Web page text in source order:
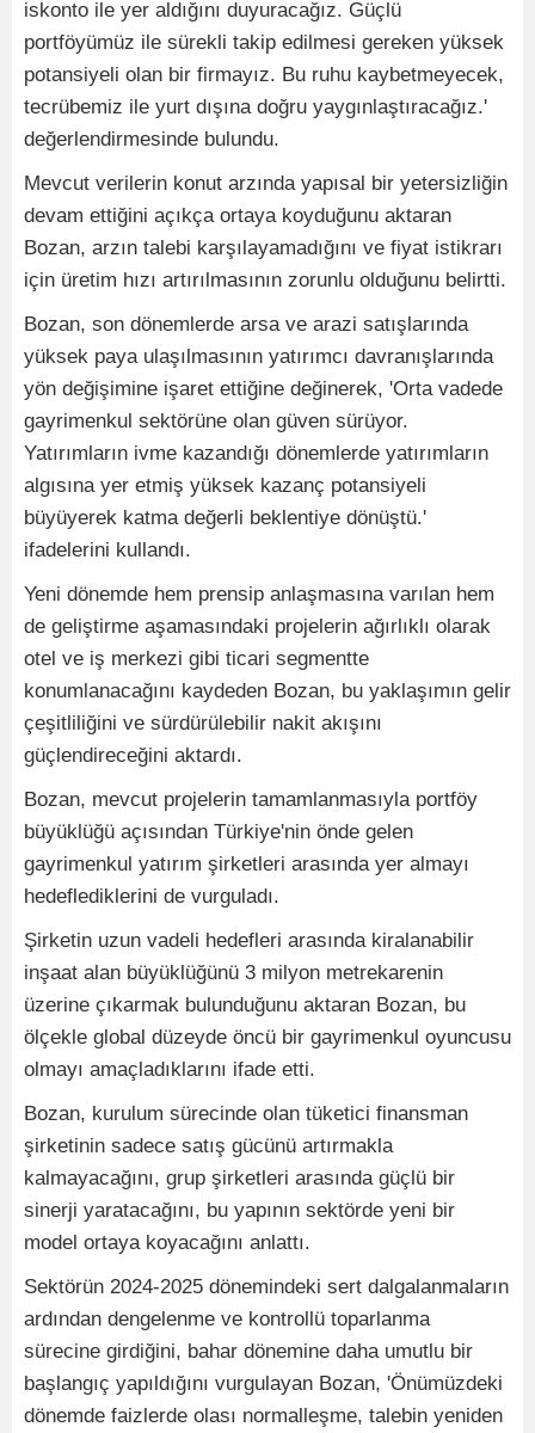
iskonto ile yer aldığını duyuracağız. Güçlü
portföyümüz ile sürekli takip edilmesi gereken yüksek
potansiyeli olan bir firmayız. Bu ruhu kaybetmeyecek,
tecrübemiz ile yurt dışına doğru yaygınlaştıracağız.'
değerlendirmesinde bulundu.
Mevcut verilerin konut arzında yapısal bir yetersizliğin
devam ettiğini açıkça ortaya koyduğunu aktaran
Bozan, arzın talebi karşılayamadığını ve fiyat istikrarı
için üretim hızı artırılmasının zorunlu olduğunu belirtti.
Bozan, son dönemlerde arsa ve arazi satışlarında
yüksek paya ulaşılmasının yatırımcı davranışlarında
yön değişimine işaret ettiğine değinerek, 'Orta vadede
gayrimenkul sektörüne olan güven sürüyor.
Yatırımların ivme kazandığı dönemlerde yatırımların
algısına yer etmiş yüksek kazanç potansiyeli
büyüyerek katma değerli beklentiye dönüştü.'
ifadelerini kullandı.
Yeni dönemde hem prensip anlaşmasına varılan hem
de geliştirme aşamasındaki projelerin ağırlıklı olarak
otel ve iş merkezi gibi ticari segmentte
konumlanacağını kaydeden Bozan, bu yaklaşımın gelir
çeşitliliğini ve sürdürülebilir nakit akışını
güçlendireceğini aktardı.
Bozan, mevcut projelerin tamamlanmasıyla portföy
büyüklüğü açısından Türkiye'nin önde gelen
gayrimenkul yatırım şirketleri arasında yer almayı
hedeflediklerini de vurguladı.
Şirketin uzun vadeli hedefleri arasında kiralanabilir
inşaat alan büyüklüğünü 3 milyon metrekarenin
üzerine çıkarmak bulunduğunu aktaran Bozan, bu
ölçekle global düzeyde öncü bir gayrimenkul oyuncusu
olmayı amaçladıklarını ifade etti.
Bozan, kurulum sürecinde olan tüketici finansman
şirketinin sadece satış gücünü artırmakla
kalmayacağını, grup şirketleri arasında güçlü bir
sinerji yaratacağını, bu yapının sektörde yeni bir
model ortaya koyacağını anlattı.
Sektörün 2024-2025 dönemindeki sert dalgalanmaların
ardından dengelenme ve kontrollü toparlanma
sürecine girdiğini, bahar dönemine daha umutlu bir
başlangıç yapıldığını vurgulayan Bozan, 'Önümüzdeki
dönemde faizlerde olası normalleşme, talebin yeniden